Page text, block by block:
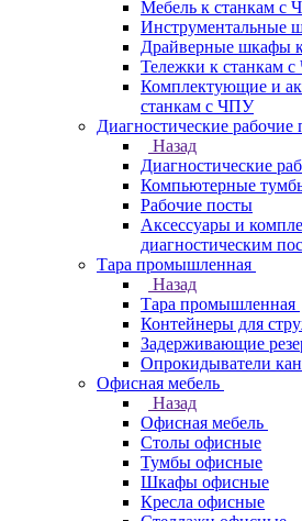
Мебель к станкам с
Инструментальные
Драйверные шкафы
Тележки к станкам
Комплектующие и
станкам с ЧПУ
Диагностические рабочие
Назад
Диагностические
Компьютерные
Рабочие посты
Аксессуары и
диагностическим
Тара промышленная
Назад
Тара промышленная
Контейнеры для
Задерживающие
Опрокидыватели
Офисная мебель
Назад
Офисная мебель
Столы офисные
Тумбы офисные
Шкафы офисные
Кресла офисные